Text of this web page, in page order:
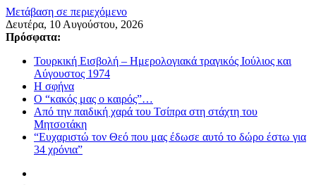
Μετάβαση σε περιεχόμενο
Δευτέρα, 10 Αυγούστου, 2026
Πρόσφατα:
Τουρκική Εισβολή – Ημερολογιακά τραγικός Ιούλιος και
Αύγουστος 1974
Η σφήνα
Ο “κακός μας ο καιρός”…
Από την παιδική χαρά του Τσίπρα στη στάχτη του
Μητσοτάκη
“Ευχαριστώ τον Θεό που μας έδωσε αυτό το δώρο έστω για
34 χρόνια”